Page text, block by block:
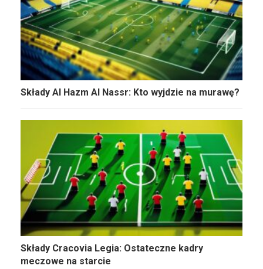
Składy Al Hazm Al Nassr: Kto wyjdzie na murawę?
Składy Cracovia Legia: Ostateczne kadry
meczowe na starcie